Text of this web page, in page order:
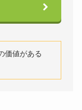
価値がある